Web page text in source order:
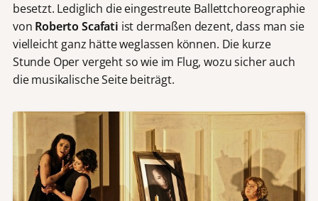
besetzt. Lediglich die eingestreute Ballettchoreographie
von Roberto Scafati ist dermaßen dezent, dass man sie
vielleicht ganz hätte weglassen können. Die kurze
Stunde Oper vergeht so wie im Flug, wozu sicher auch
die musikalische Seite beiträgt.